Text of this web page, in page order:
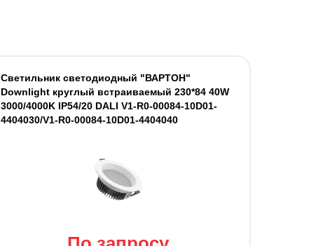
Светильник светодиодный "ВАРТОН"
Downlight круглый встраиваемый 230*84 40W
3000/4000K IP54/20 DALI V1-R0-00084-10D01-
4404030/V1-R0-00084-10D01-4404040